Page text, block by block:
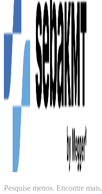
Pesquise menos. Encontre mais.